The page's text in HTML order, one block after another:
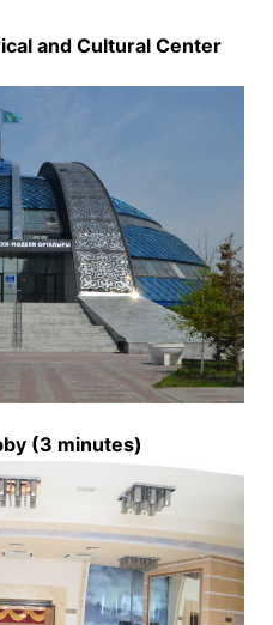
and Cultural Center
(3 minutes)